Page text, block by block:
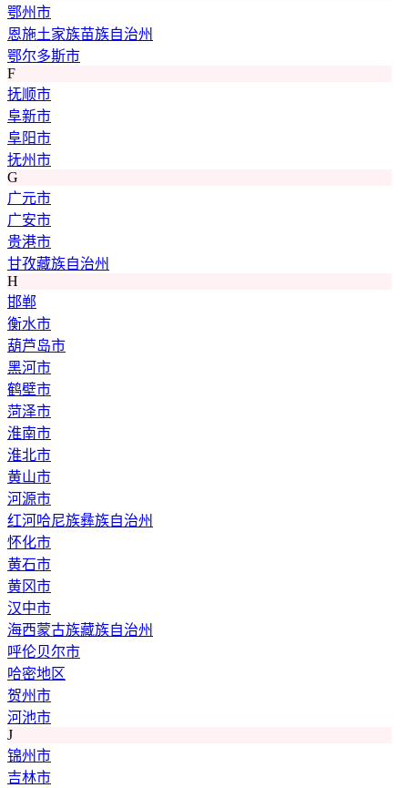
鄂州市
恩施土家族苗族自治州
鄂尔多斯市
F
抚顺市
阜新市
阜阳市
抚州市
G
广元市
广安市
贵港市
甘孜藏族自治州
H
邯郸
衡水市
葫芦岛市
黑河市
鹤壁市
菏泽市
淮南市
淮北市
黄山市
河源市
红河哈尼族彝族自治州
怀化市
黄石市
黄冈市
汉中市
海西蒙古族藏族自治州
呼伦贝尔市
哈密地区
贺州市
河池市
J
锦州市
吉林市